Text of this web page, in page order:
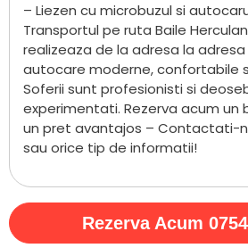
– Liezen cu microbuzul si
Transportul pe ruta Baile
realizeaza de la adresa la
autocare moderne, confortabile
Soferii sunt profesionisti si
experimentati. Rezerva acum un
un pret avantajos – Contactati-
sau orice tip de informatii!
Rezerva Acum